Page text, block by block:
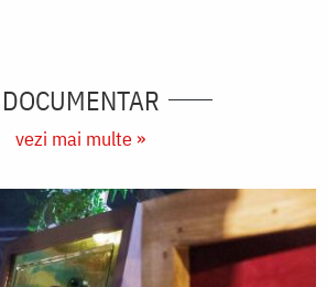
DOCUMENTAR
vezi mai multe »